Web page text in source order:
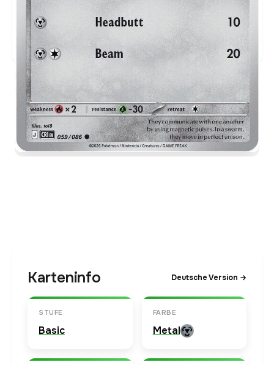
Reverse Holo
Preise werden täglich aktualisiert.
Karteninfo Deutsche Version →
STUFE
Basic
FARBE
Metal